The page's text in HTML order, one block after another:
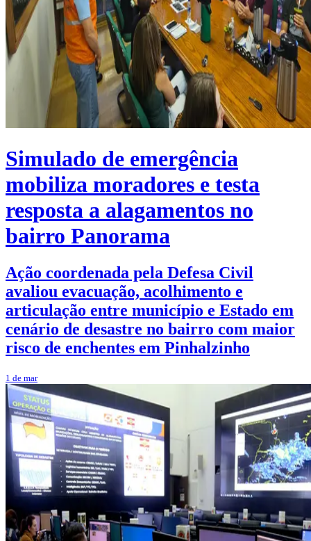
Simulado de emergência
mobiliza moradores e testa
resposta a alagamentos no
bairro Panorama
Ação coordenada pela Defesa Civil
avaliou evacuação, acolhimento e
articulação entre município e Estado em
cenário de desastre no bairro com maior
risco de enchentes em Pinhalzinho
1 de mar